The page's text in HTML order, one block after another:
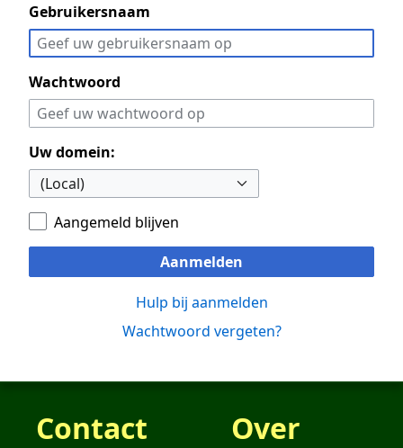
Gebruikersnaam
Wachtwoord
Uw domein:
Aangemeld blijven
Aanmelden
Hulp bij aanmelden
Wachtwoord vergeten?
Contact Over